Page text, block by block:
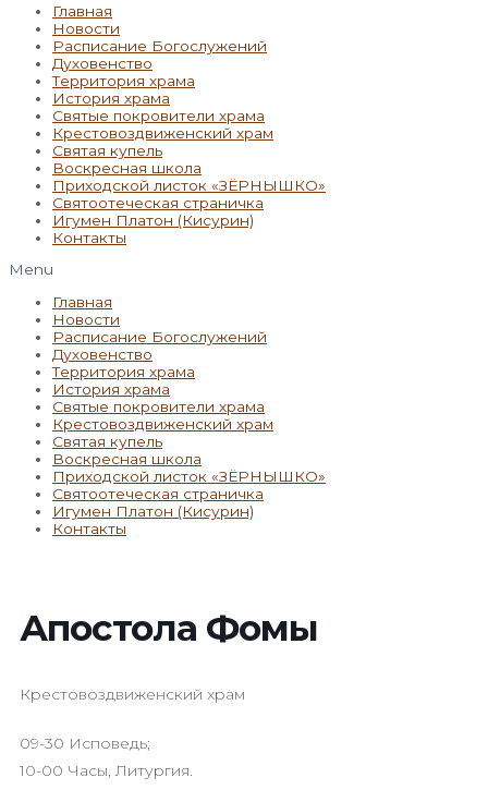
Главная
Новости
Расписание Богослужений
Духовенство
Территория храма
История храма
Святые покровители храма
Крестовоздвиженский храм
Святая купель
Воскресная школа
Приходской листок «ЗЁРНЫШКО»
Святоотеческая страничка
Игумен Платон (Кисурин)
Контакты
Menu
Главная
Новости
Расписание Богослужений
Духовенство
Территория храма
История храма
Святые покровители храма
Крестовоздвиженский храм
Святая купель
Воскресная школа
Приходской листок «ЗЁРНЫШКО»
Святоотеческая страничка
Игумен Платон (Кисурин)
Контакты
Апостола Фомы
Крестовоздвиженский храм
09-30 Исповедь;
10-00 Часы, Литургия.